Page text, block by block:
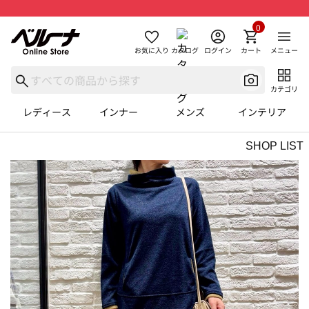
お気に入り カタログ ログイン カート
0
メニュー
カテゴリ
レディース インナー メンズ インテリア
SHOP LIST